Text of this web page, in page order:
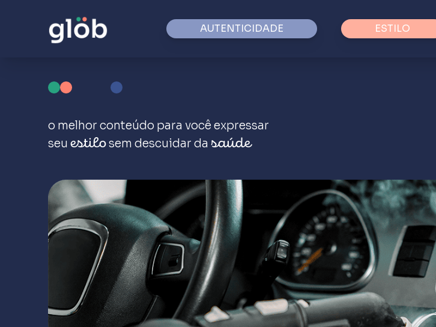
AUTENTICIDADE ESTILO
o melhor conteúdo para você expressar
seu estilosem descuidar da saúde